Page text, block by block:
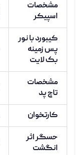
مشخصات
اسپیکر
کیبورد با نور
پس زمینه
بک لایت
مشخصات
تاچ پد
کارتخوان
حسگر اثر
انگشت